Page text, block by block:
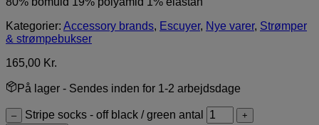
Kategorier: Accessory brands, Escuyer, Nye varer, Strømper
& strømpebukser
165,00 Kr.
På lager - Sendes inden for 1-2 arbejdsdage
– Stripe socks - off black / green antal
+